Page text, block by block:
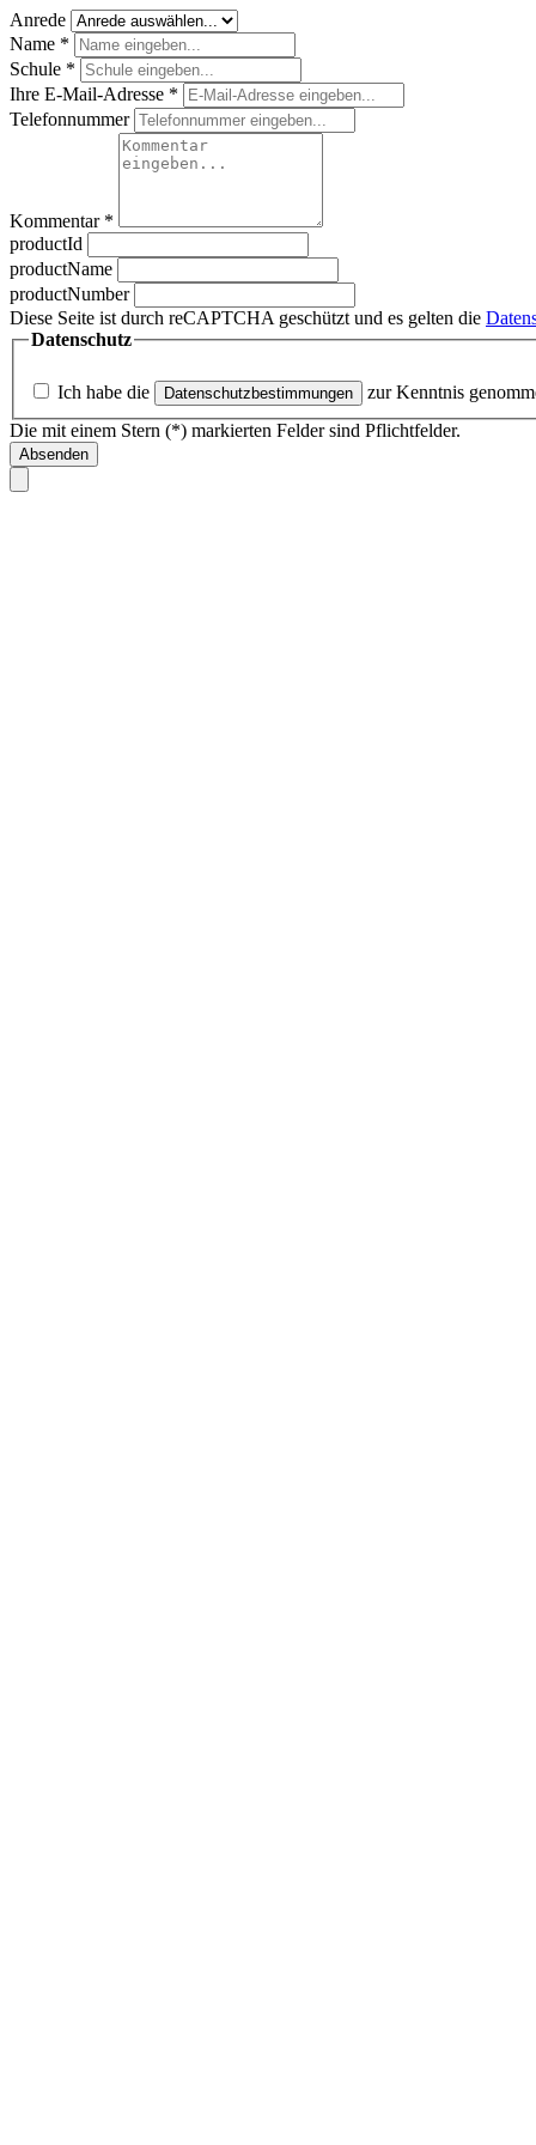
Anrede
Name *
Schule *
Ihre E-Mail-Adresse *
Telefonnummer
Kommentar *
productId
productName
productNumber
Diese Seite ist durch reCAPTCHA geschützt und es gelten die
Datenschutz
Ich habe die Datenschutzbestimmungen
zur Kenntnis
Die mit einem Stern (*) markierten Felder sind Pflichtfelder.
Absenden